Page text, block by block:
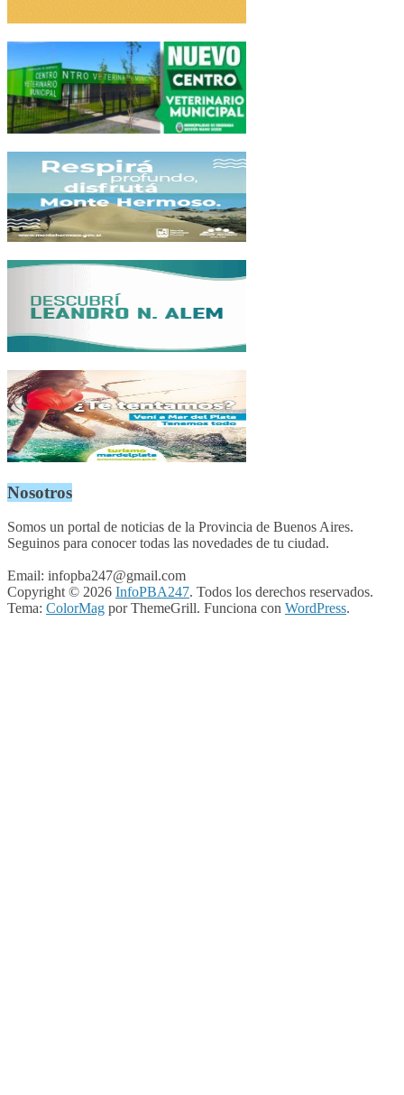
Nosotros
Somos un portal de noticias de la Provincia de Buenos Aires.
Seguinos para conocer todas las novedades de tu ciudad.
Email: infopba247@gmail.com
Copyright © 2026 InfoPBA247. Todos los derechos reservados.
Tema: ColorMag por ThemeGrill. Funciona con WordPress.